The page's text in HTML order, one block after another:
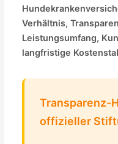
Verhältnis,
Leistungsumfang,
langfristige
Transparenz-
offizieller